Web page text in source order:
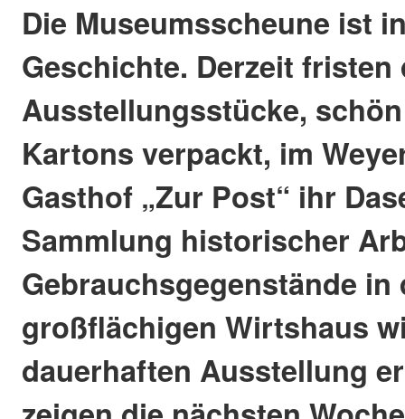
Die Museumsscheune ist
Geschichte. Derzeit fristen
Ausstellungsstücke,
Kartons verpackt, im
Gasthof „Zur Post“ ihr
Sammlung historischer
Gebrauchsgegenstände in
großflächigen Wirtshaus
dauerhaften Ausstellung